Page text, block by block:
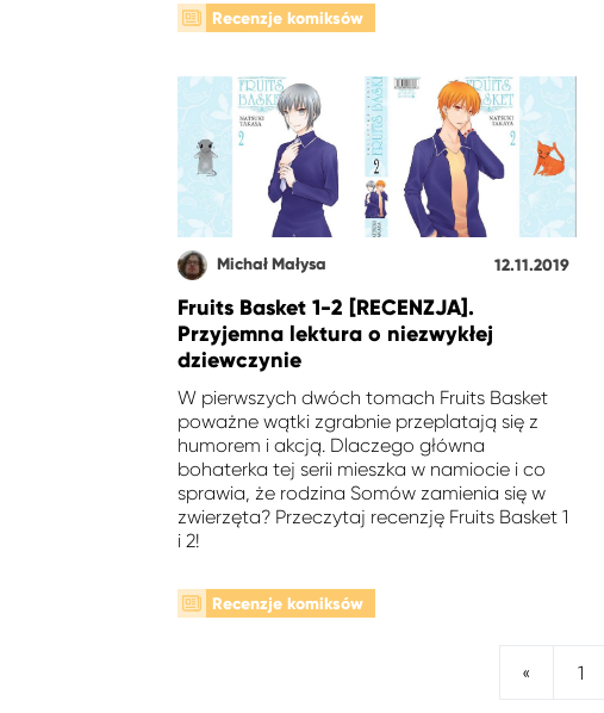
Recenzje komiksów
Michał Małysa 12.11.2019
Fruits Basket 1-2 [RECENZJA].
Przyjemna lektura o niezwykłej
dziewczynie
W pierwszych dwóch tomach Fruits Basket
poważne wątki zgrabnie przeplatają się z
humorem i akcją. Dlaczego główna
bohaterka tej serii mieszka w namiocie i co
sprawia, że rodzina Somów zamienia się w
zwierzęta? Przeczytaj recenzję Fruits Basket 1
i 2!
Recenzje komiksów
« 1